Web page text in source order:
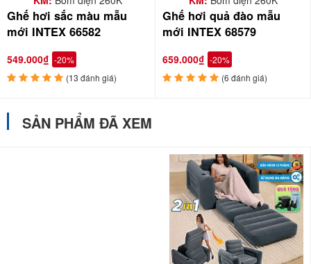
Ghế hơi sắc màu mẫu
mới INTEX 66582
549.000₫ -20%
(13 đánh giá)
Ghế hơi quả đào mẫu
mới INTEX 68579
659.000₫ -20%
(6 đánh giá)
SẢN PHẨM ĐÃ XEM